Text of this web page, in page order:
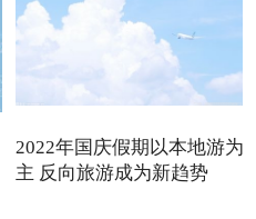
2022年国庆假期以本地游为
主 反向旅游成为新趋势